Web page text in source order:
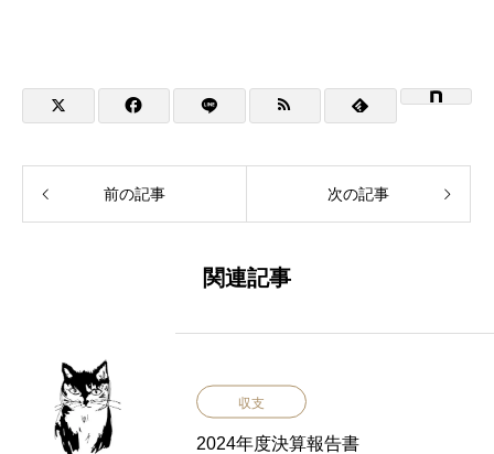
前の記事 次の記事
関連記事
収支
2024年度決算報告書